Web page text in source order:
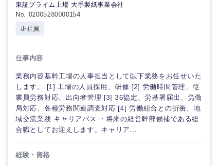
経営企
画・事業
ド
管理
SCM
人
事
事業管理
新規事業企画・立上げ
経営企画・事業企画
管理
SCM
人事
エネルギー・資源・環境
自動車・機械・船舶
電気・電子・半導体
素材・化学・金属
北海道
秋田県 岩手県
宮城県 山形県
福島県
推奨年齢
40代 50代
フリーワード
東証プライム上場 大手製紙事業会社
No. 02005280000154
正社員
仕事内容
業務内容基幹工場の人事担当として以下業務をお任せいた
します。 [1] 工場の人員採用、研修 [2] 労働時間管理、従
業員労務対応、出向者管理 [3] 36協定、労基署届出、労働
局対応、各種労務関連調査対応 [4] 労働組合との折衝、地
域交流業務 キャリアパス ・将来の経営幹部候補である総
合職としてお迎えします。キャリア...
経験・資格